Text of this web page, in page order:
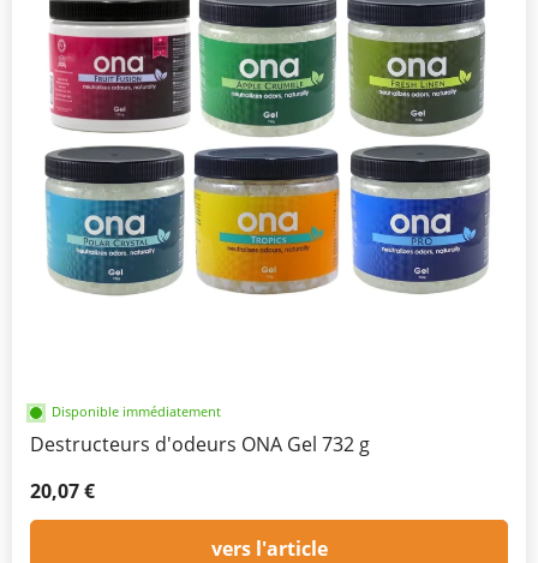
Disponible immédiatement
Destructeurs d'odeurs ONA Gel 732 g
20,07 €
vers l'article